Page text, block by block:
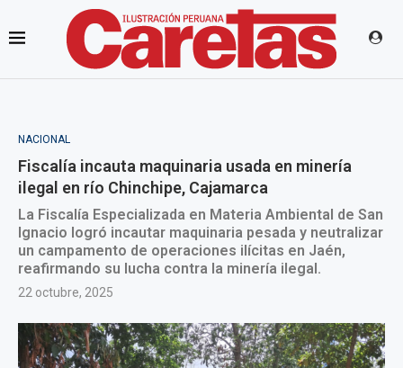
NACIONAL
Fiscalía incauta maquinaria usada en minería
ilegal en río Chinchipe, Cajamarca
La Fiscalía Especializada en Materia Ambiental de San
Ignacio logró incautar maquinaria pesada y neutralizar
un campamento de operaciones ilícitas en Jaén,
reafirmando su lucha contra la minería ilegal.
22 octubre, 2025